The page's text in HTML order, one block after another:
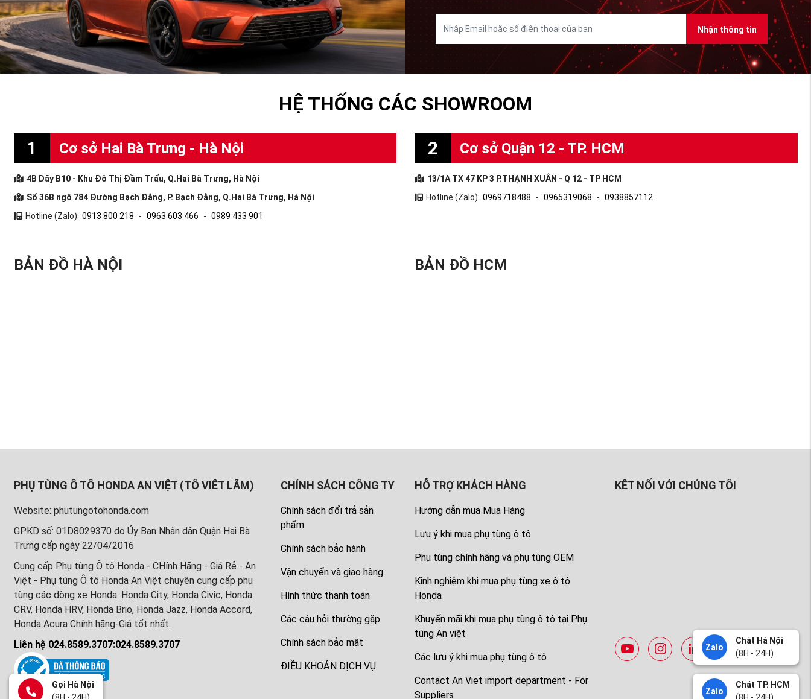
Nhận thông tin
HỆ THỐNG CÁC SHOWROOM
1 Cơ sở Hai Bà Trưng - Hà Nội
4B Dãy B10 - Khu Đô Thị Đầm Trấu, Q.Hai Bà Trưng, Hà Nội
Số 36B ngõ 784 Đường Bạch Đằng, P. Bạch Đằng, Q.Hai Bà Trưng, Hà Nội
Hotline (Zalo): 0913 800 218 - 0963 603 466 - 0989 433 901
2 Cơ sở Quận 12 - TP. HCM
13/1A TX 47 KP 3 P.THẠNH XUÂN - Q 12 - TP HCM
Hotline (Zalo): 0969718488 - 0965319068 - 0938857112
BẢN ĐỒ HÀ NỘI BẢN ĐỒ HCM
PHỤ TÙNG Ô TÔ HONDA AN VIỆT (TÔ VIÊT LÃM)
Website: phutungotohonda.com
GPKD số: 01D8029370 do Ủy Ban Nhân dân Quận Hai Bà
Trưng cấp ngày 22/04/2016
Cung cấp Phụ tùng Ô tô Honda - CHính Hãng - Giá Rẻ - An
Việt - Phụ tùng Ô tô Honda An Việt chuyên cung cấp phụ
tùng các dòng xe Honda: Honda City, Honda Civic, Honda
CRV, Honda HRV, Honda Brio, Honda Jazz, Honda Accord,
Honda Acura Chính hãng-Giá tốt nhất.
Liên hệ 024.8589.3707:024.8589.3707
CHÍNH SÁCH CÔNG TY
Chính sách đổi trả sản
phẩm
Chính sách bảo hành
Vận chuyển và giao hàng
Hình thức thanh toán
Các câu hỏi thường gặp
Chính sách bảo mật
ĐIỀU KHOẢN DỊCH VỤ
HỖ TRỢ KHÁCH HÀNG
Hướng dẫn mua Mua Hàng
Lưu ý khi mua phụ tùng ô tô
Phụ tùng chính hãng và phụ tùng OEM
Kinh nghiệm khi mua phụ tùng xe ô tô
Honda
Khuyến mãi khi mua phụ tùng ô tô tại Phụ
tùng An việt
Các lưu ý khi mua phụ tùng ô tô
Contact An Viet import department - For
Suppliers
KÊT NỐI VỚI CHÚNG TÔI
Zalo
Chát Hà Nội
(8H - 24H)
Zalo
Chát TP. HCM
Gọi Hà Nội